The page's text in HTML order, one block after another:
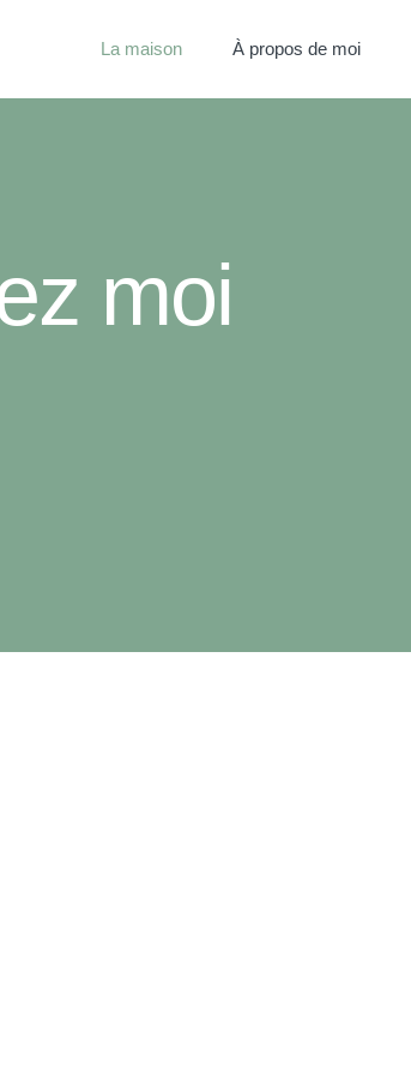
La maison À propos de moi
moi